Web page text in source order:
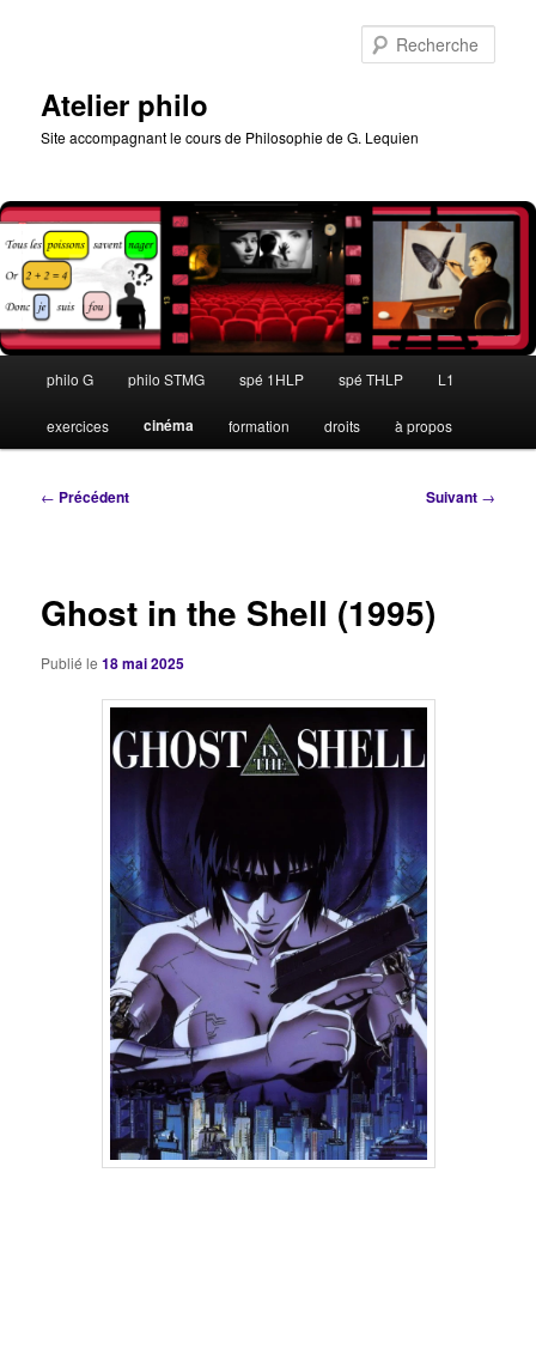
Atelier philo
Site accompagnant le cours de Philosophie de G. Lequien
principal
philo G philo STMG spé 1HLP spé THLP L1
exercices cinéma formation droits à propos
Navigation
← Précédent Suivant →
Ghost in the Shell (1995)
Publié le18 mai 2025